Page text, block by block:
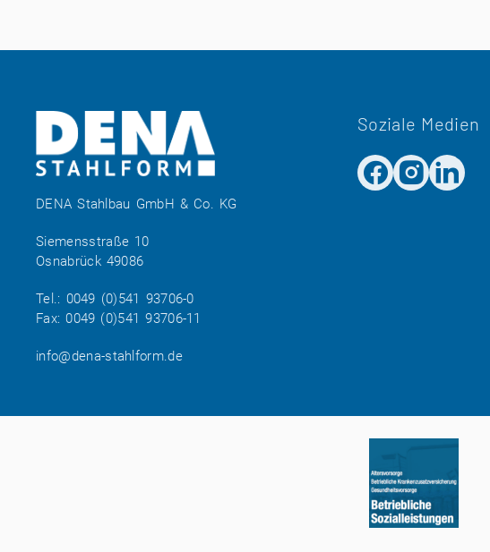
DENA Stahlbau GmbH & Co. KG
Siemensstraße 10
Osnabrück 49086
Tel.: 0049 (0)541 93706-0
Fax: 0049 (0)541 93706-11
info@dena-stahlform.de
Soziale Medien